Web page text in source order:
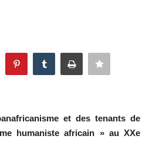
Nasser
et des tenants de
humaniste africain » au XXe